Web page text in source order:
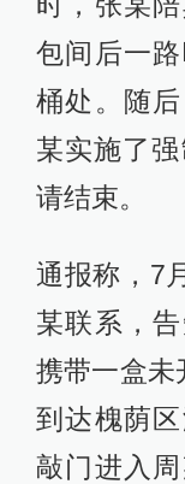
包间后一
桶处。随
某实施了
请结束。
通报称，7
某联系，
携带一盒未
到达槐荫
敲门进入